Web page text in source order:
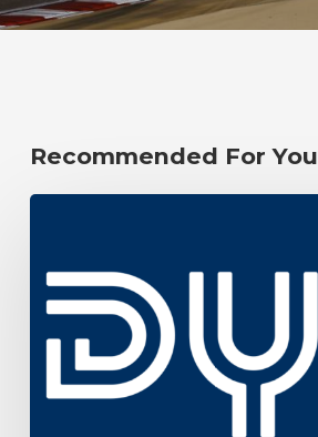
Recommended For You